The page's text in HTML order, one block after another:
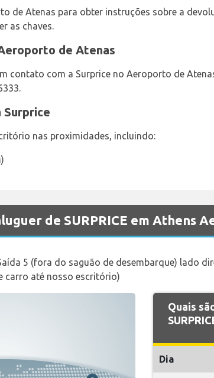
de Atenas para obter instruções sobre a
as chaves.
de Atenas
contato com a Surprice no Aeroporto de
Surprice
nas proximidades, incluindo:
de SURPRICE em Athens
5 (fora do saguão de desembarque) lado
carro até nosso escritório)
Quais
Dia